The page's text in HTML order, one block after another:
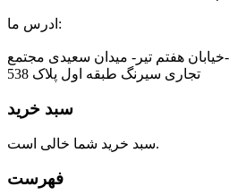
ادرس ما:
هفتم تیر- میدان سعیدی مجتمع
تجاری سیرنگ طبقه اول پلاک 538
سبد خرید
سبد خرید شما خالی است.
فهرست